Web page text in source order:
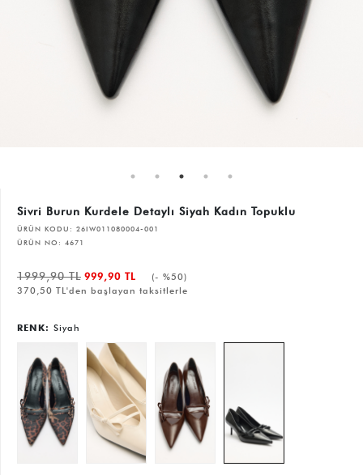
Sivri Burun Kurdele Detaylı Siyah Kadın Topuklu
ÜRÜN KODU: 26IW011080004-001
ÜRÜN NO: 4671
1999,90 TL 999,90 TL
(- %50)
370,50 TL'den başlayan taksitlerle
RENK: Siyah